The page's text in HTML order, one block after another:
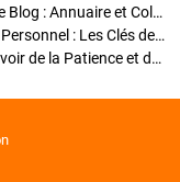
Stratégies pour améliorer la visibilité de votre Blog : Annuaire et Collaborations
Pourquoi Investir dans un Nom de Domaine Personnel : Les Clés de la Réussite de Votre Blog
Comment Faire Émerger Votre Blog : Le Pouvoir de la Patience et de la Persévérance